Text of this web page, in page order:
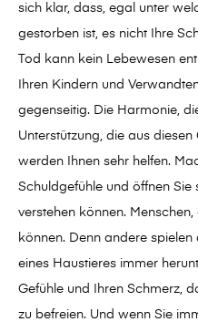
sich klar, dass, egal unter
gestorben ist, es nicht Ihre
Tod kann kein Lebewesen
Ihren Kindern und
gegenseitig. Die Harmonie,
Unterstützung, die aus
werden Ihnen sehr helfen.
Schuldgefühle und öffnen Sie
verstehen können.
können. Denn andere
eines Haustieres immer
Gefühle und Ihren Schmerz,
zu befreien. Und wenn Sie